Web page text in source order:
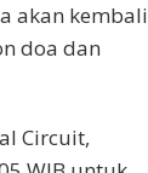
akan kembali
doa dan
Circuit,